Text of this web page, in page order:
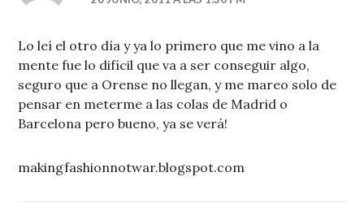
Lo leí el otro día y ya lo primero que me vino a la
mente fue lo difícil que va a ser conseguir algo,
seguro que a Orense no llegan, y me mareo solo de
pensar en meterme a las colas de Madrid o
Barcelona pero bueno, ya se verá!
makingfashionnotwar.blogspot.com